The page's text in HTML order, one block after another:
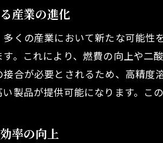
産業の進化
くの産業において新たな可能
。これにより、燃費の向上や
合が必要とされるため、高精
製品が提供可能になります。
率の向上